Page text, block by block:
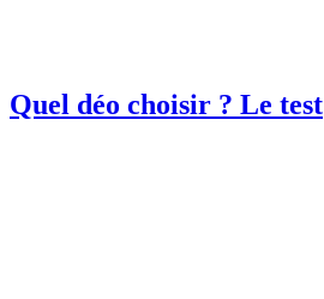
Quel déo choisir ? Le test